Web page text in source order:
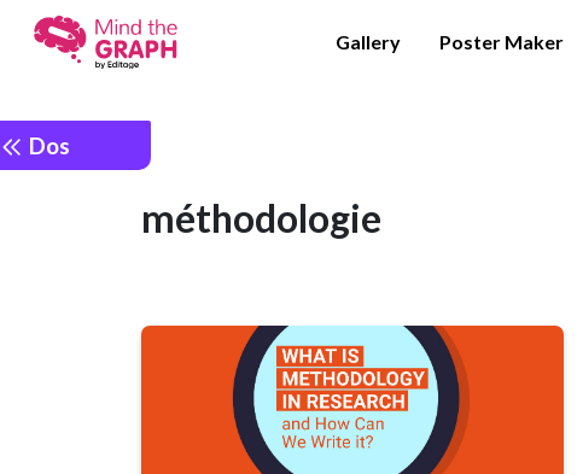
Gallery Poster Maker
Dos
méthodologie